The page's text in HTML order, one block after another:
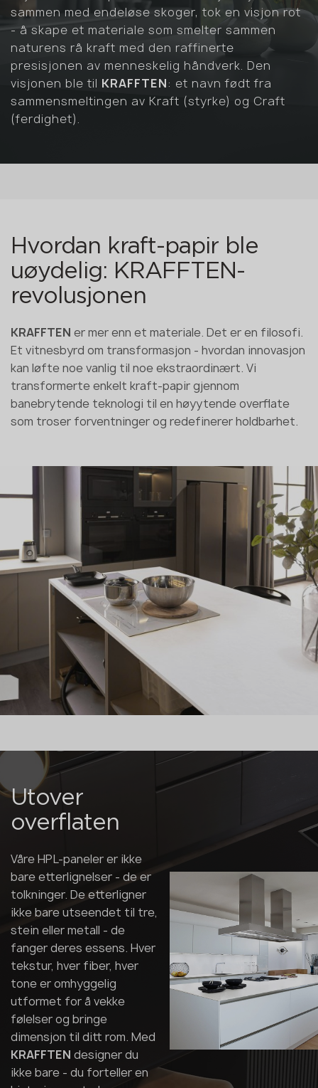
sammen med endeløse skoger, tok en visjon rot
- å skape et materiale som smelter sammen
naturens rå kraft med den raffinerte
presisjonen av menneskelig håndverk. Den
visjonen ble til KRAFFTEN: et navn født fra
sammensmeltingen av Kraft (styrke) og Craft
(ferdighet).
Hvordan kraft-papir ble
uøydelig: KRAFFTEN-
revolusjonen
KRAFFTEN er mer enn et materiale. Det er en filosofi.
Et vitnesbyrd om transformasjon - hvordan innovasjon
kan løfte noe vanlig til noe ekstraordinært. Vi
transformerte enkelt kraft-papir gjennom
banebrytende teknologi til en høyytende overflate
som troser forventninger og redefinerer holdbarhet.
Utover
overflaten
Våre HPL-paneler er ikke
bare etterlignelser - de er
tolkninger. De etterligner
ikke bare utseendet til tre,
stein eller metall - de
fanger deres essens. Hver
tekstur, hver fiber, hver
tone er omhyggelig
utformet for å vekke
følelser og bringe
dimensjon til ditt rom. Med
KRAFFTEN designer du
ikke bare - du forteller en